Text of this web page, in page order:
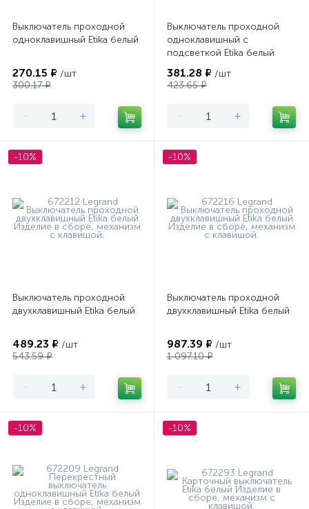
Выключатель проходной
одноклавишный Etika белый
270.15 ₽ /шт
300.17 ₽
- +
Выключатель проходной
одноклавишный с
подсветкой Etika белый
381.28 ₽ /шт
423.65 ₽
- +
-10%
Выключатель проходной
двухклавишный Etika белый
489.23 ₽ /шт
543.59 ₽
- +
-10%
Выключатель проходной
двухклавишный Etika белый
987.39 ₽ /шт
1 097.10 ₽
- +
-10% -10%